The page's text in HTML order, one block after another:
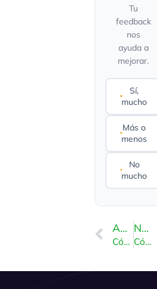
Tu
feedback
nos
ayuda a
mejorar.
Sí,
mucho
Más o
menos
No
mucho
ANTERIOR
Cómo actualizar los servidores de nombres DNS en NetEarthOne o registradores basados ​​en LogicBoxes
NEXT
Cómo actualizar los servidores de nombres DNS en 123-Reg